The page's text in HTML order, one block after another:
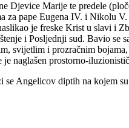
Djevice Marije te predele
za pape Eugena IV. i Nikolu
je freske Krist u slavi i
i Posljednji sud. Bavio se
svijetlim i prozračnim
naglašen prostorno-
Angelicov diptih na kojem